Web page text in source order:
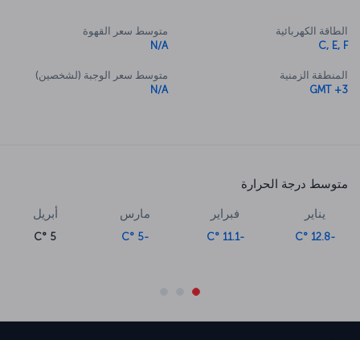
الطاقة الكهربائية
C, E, F
المنطقة الزمنية
GMT +3
متوسط سعر القهوة
N/A
متوسط سعر الوجبة (لشخصين)
N/A
متوسط درجة الحرارة
يناير
-12.8 °C
فبراير
-11.1 °C
مارس
-5 °C
أبريل
5 °C